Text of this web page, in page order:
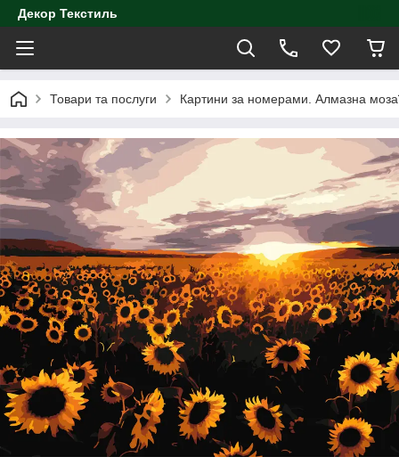
Декор Текстиль
Товари та послуги Картини за номерами. Алмазна